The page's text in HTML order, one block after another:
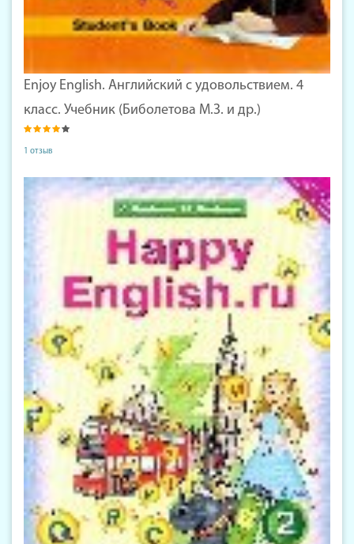
Enjoy English. Английский с удовольствием. 4
класс. Учебник (Биболетова М.З. и др.)
1 отзыв